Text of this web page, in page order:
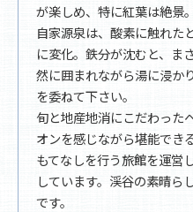
が楽しめ、特に紅葉は絶景
自家源泉は、酸素に触れた
に変化。鉄分が沈むと、ま
然に囲まれながら湯に浸か
を委ねて下さい。
旬と地産地消にこだわった
オンを感じながら堪能でき
もてなしを行う旅館を運営
しています。渓谷の素晴ら
です。